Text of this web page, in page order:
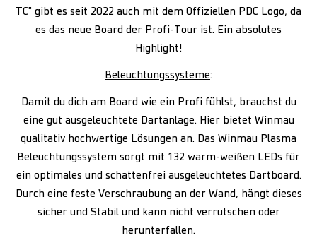
TC" gibt es seit 2022 auch mit dem Offiziellen PDC Logo, da
es das neue Board der Profi-Tour ist. Ein absolutes
Highlight!
Beleuchtungssysteme:
Damit du dich am Board wie ein Profi fühlst, brauchst du
eine gut ausgeleuchtete Dartanlage. Hier bietet Winmau
qualitativ hochwertige Lösungen an. Das Winmau Plasma
Beleuchtungssystem sorgt mit 132 warm-weißen LEDs für
ein optimales und schattenfrei ausgeleuchtetes Dartboard.
Durch eine feste Verschraubung an der Wand, hängt dieses
sicher und Stabil und kann nicht verrutschen oder
herunterfallen.